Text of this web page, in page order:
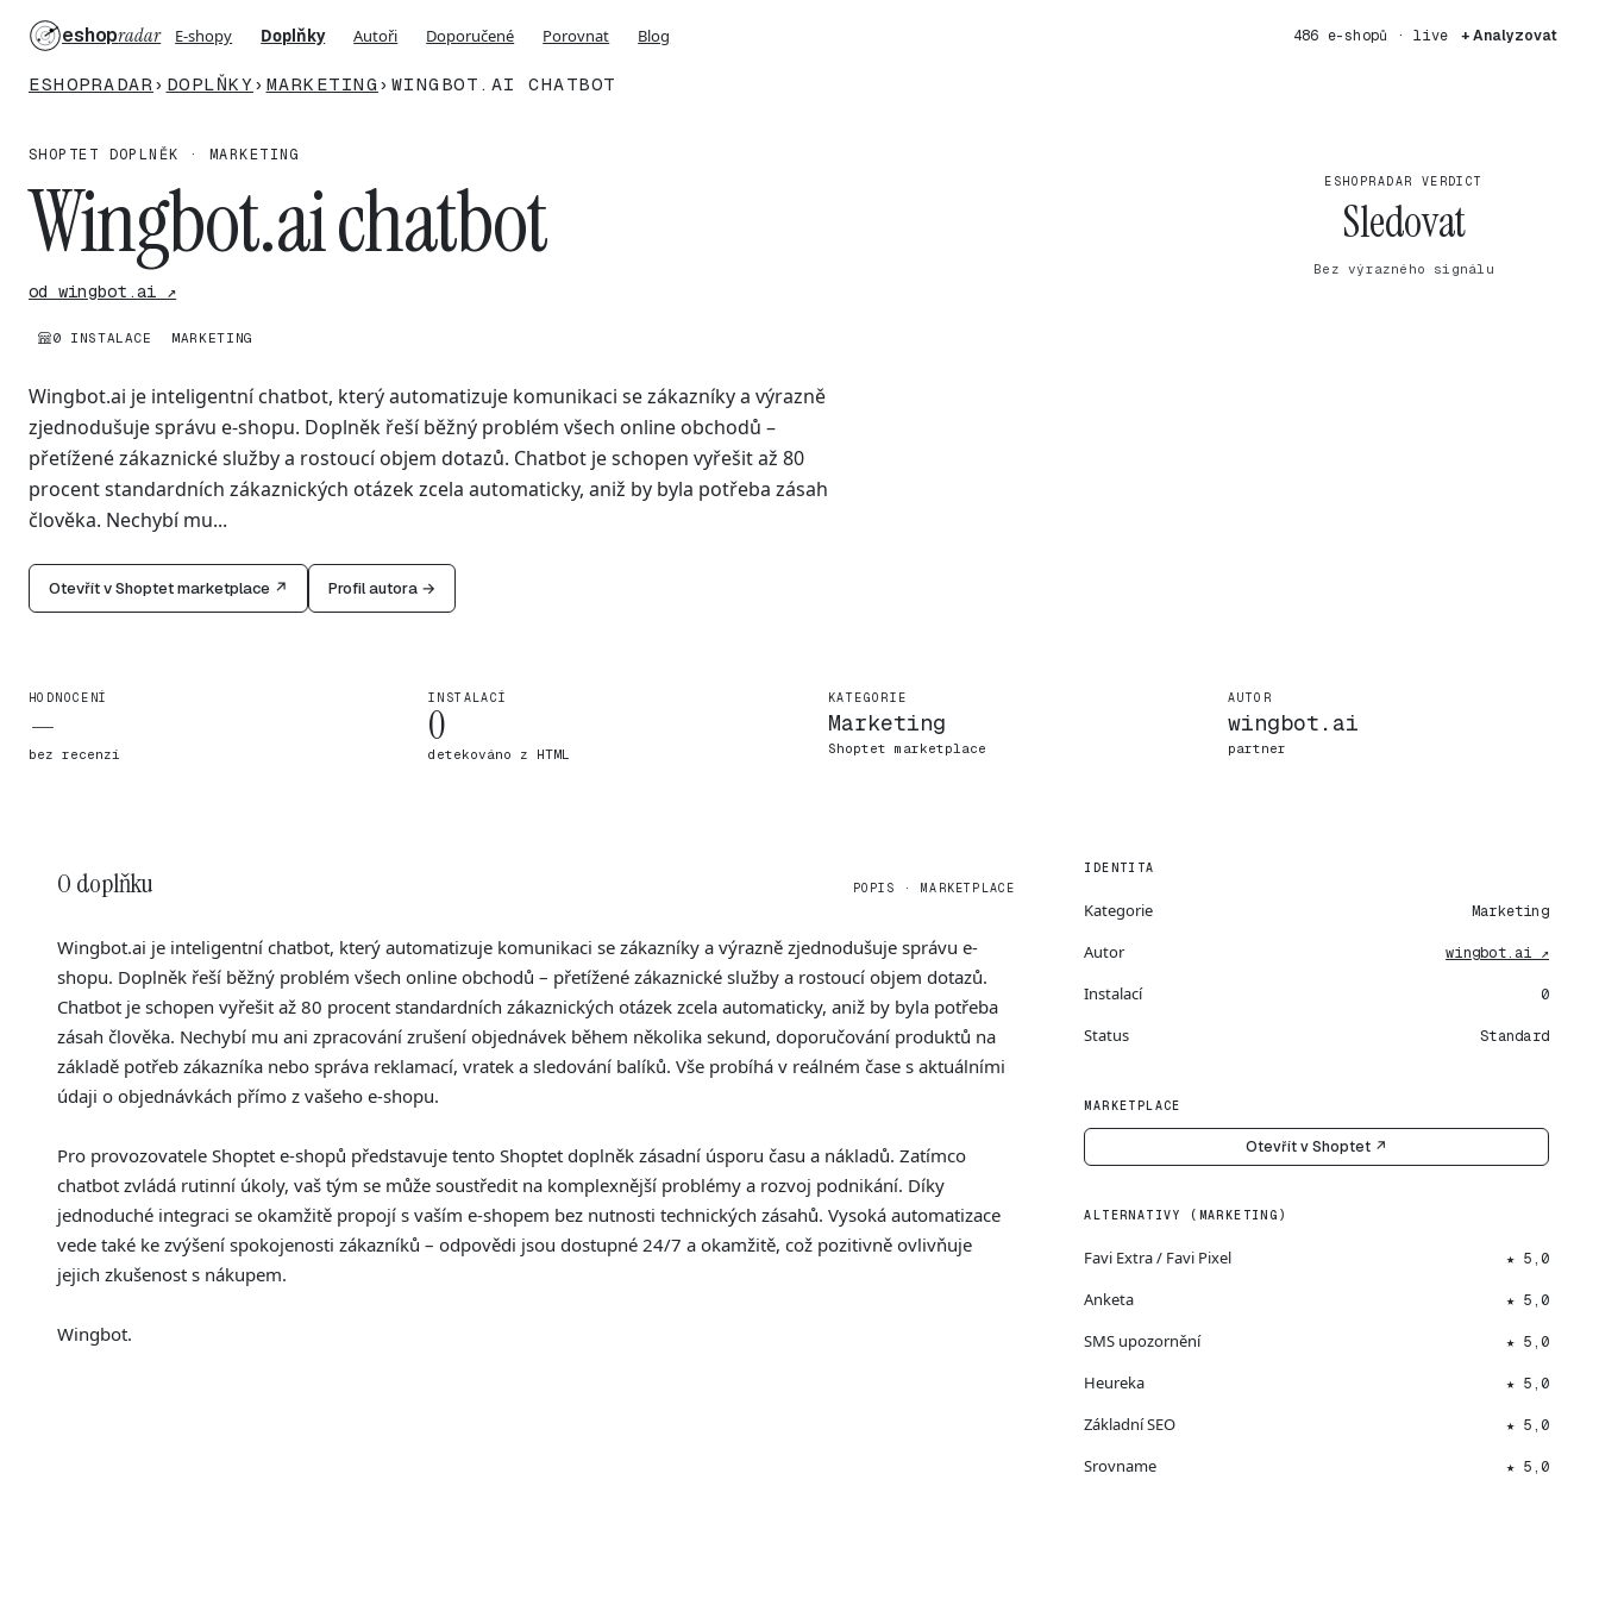
eshopradar E-shopy Doplňky Autoři Doporučené Porovnat Blog 486 e-shopů · live + Analyzovat
ESHOPRADAR › DOPLŇKY › MARKETING › WINGBOT.AI CHATBOT
SHOPTET DOPLNĚK · MARKETING
Wingbot.ai chatbot
od wingbot.ai ↗
0 INSTALACE MARKETING
Wingbot.ai je inteligentní chatbot, který automatizuje komunikaci se zákazníky a výrazně
zjednodušuje správu e-shopu. Doplněk řeší běžný problém všech online obchodů –
přetížené zákaznické služby a rostoucí objem dotazů. Chatbot je schopen vyřešit až 80
procent standardních zákaznických otázek zcela automaticky, aniž by byla potřeba zásah
člověka. Nechybí mu...
Otevřít v Shoptet marketplace ↗ Profil autora →
ESHOPRADAR VERDICT
Sledovat
Bez výrazného signálu
HODNOCENÍ
—
bez recenzí
INSTALACÍ
0
detekováno z HTML
KATEGORIE
Marketing
Shoptet marketplace
AUTOR
wingbot.ai
partner
O doplňku POPIS · MARKETPLACE
Wingbot.ai je inteligentní chatbot, který automatizuje komunikaci se zákazníky a výrazně zjednodušuje správu e-
shopu. Doplněk řeší běžný problém všech online obchodů – přetížené zákaznické služby a rostoucí objem dotazů.
Chatbot je schopen vyřešit až 80 procent standardních zákaznických otázek zcela automaticky, aniž by byla potřeba
zásah člověka. Nechybí mu ani zpracování zrušení objednávek během několika sekund, doporučování produktů na
základě potřeb zákazníka nebo správa reklamací, vratek a sledování balíků. Vše probíhá v reálném čase s aktuálními
údaji o objednávkách přímo z vašeho e-shopu.
Pro provozovatele Shoptet e-shopů představuje tento Shoptet doplněk zásadní úsporu času a nákladů. Zatímco
chatbot zvládá rutinní úkoly, vaš tým se může soustředit na komplexnější problémy a rozvoj podnikání. Díky
jednoduché integraci se okamžitě propojí s vaším e-shopem bez nutnosti technických zásahů. Vysoká automatizace
vede také ke zvýšení spokojenosti zákazníků – odpovědi jsou dostupné 24/7 a okamžitě, což pozitivně ovlivňuje
jejich zkušenost s nákupem.
Wingbot.
IDENTITA
Kategorie Marketing
Autor wingbot.ai ↗
Instalací 0
Status Standard
MARKETPLACE
Otevřít v Shoptet ↗
ALTERNATIVY (MARKETING)
Favi Extra / Favi Pixel ★ 5,0
Anketa ★ 5,0
SMS upozornění ★ 5,0
Heureka ★ 5,0
Základní SEO ★ 5,0
Srovname ★ 5,0